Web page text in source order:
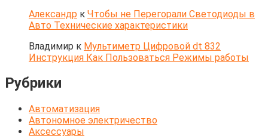
Александр к Чтобы не Перегорали Светодиоды в
Авто Технические характеристики
Владимир к Мультиметр Цифровой dt 832
Инструкция Как Пользоваться Режимы работы
Рубрики
Автоматизация
Автономное электричество
Аксессуары